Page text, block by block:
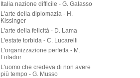
Italia nazione difficile - G. Galasso
L'arte della diplomazia - H.
Kissinger
L'arte della felicità - D. Lama
L'estate torbida - C. Lucarelli
L'organizzazione perfetta - M.
Folador
L'uomo che credeva di non avere
più tempo - G. Musso